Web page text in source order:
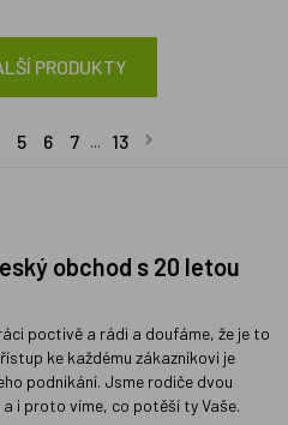
PRODUKTY
5 6 7 ... 13
obchod s 20 letou
poctivě a rádi a doufáme, že je to
ke každému zákazníkovi je
podnikání. Jsme rodiče dvou
a i proto víme, co potěší ty Vaše.